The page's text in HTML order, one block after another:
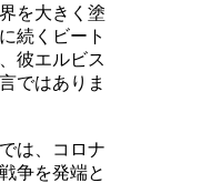
を大きく塗
続くビート
彼エルビス
ではありま
は、コロナ
争を発端と